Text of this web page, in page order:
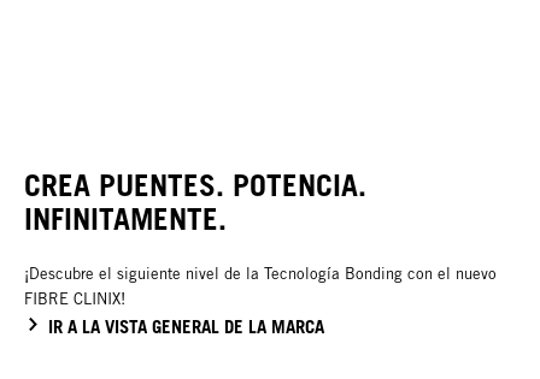
CREA PUENTES. POTENCIA.
INFINITAMENTE.
¡Descubre el siguiente nivel de la Tecnología Bonding con el nuevo
FIBRE CLINIX!
IR A LA VISTA GENERAL DE LA MARCA